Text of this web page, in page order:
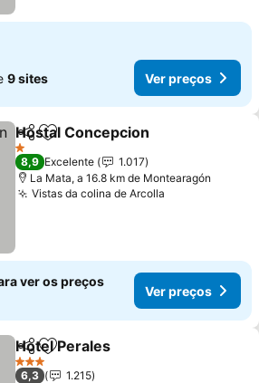
9 sites Ver preços
PartilharAdicionar aos favoritos
Hostal Concepcion
1 Estrelas
8,9 Excelente
1.017
La Mata, a 16.8 km de Montearagón
Vistas da colina de Arcolla
ver os preços
Ver preços
PartilharAdicionar aos favoritos
Hotel Perales
3 Estrelas
6,3
1.215